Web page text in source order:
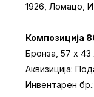
1926, Ломацо,
Композиција
Бронза, 57 х 43
Аквизиција:
Инвентарен